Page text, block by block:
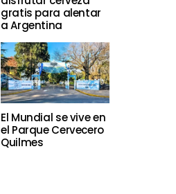
gratis para alentar
a Argentina
El Mundial se vive en
el Parque Cervecero
Quilmes